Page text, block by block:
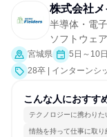
株式会社
半導体・電
ソフトウェ
宮城県 5日～10日
28卒 | インターンシ
こんな人におすす
テクノロジーに携わりた
情熱を持って仕事に取り